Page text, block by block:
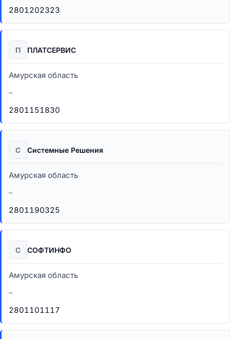
2801202323
П ПЛАТСЕРВИС
Амурская область
–
2801151830
С Системные Решения
Амурская область
–
2801190325
С СОФТИНФО
Амурская область
–
2801101117